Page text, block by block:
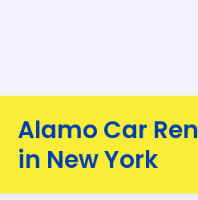
Alamo Car
in New York